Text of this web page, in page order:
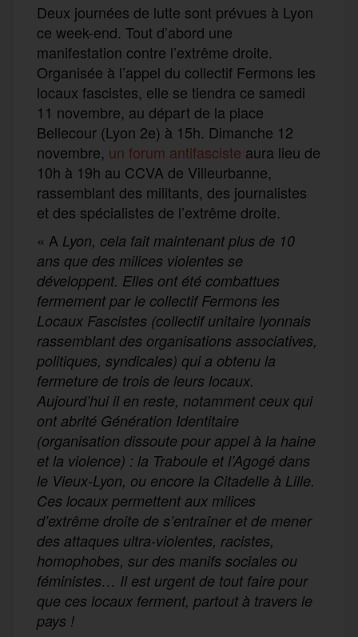
Deux journées de lutte sont prévues à Lyon
ce week-end. Tout d’abord une
manifestation contre l’extrême droite.
Organisée à l’appel du collectif Fermons les
locaux fascistes, elle se tiendra ce samedi
11 novembre, au départ de la place
Bellecour (Lyon 2e) à 15h. Dimanche 12
novembre, un forum antifasciste aura lieu de
10h à 19h au CCVA de Villeurbanne,
rassemblant des militants, des journalistes
et des spécialistes de l’extrême droite.
« A Lyon, cela fait maintenant plus de 10
ans que des milices violentes se
développent. Elles ont été combattues
fermement par le collectif Fermons les
Locaux Fascistes (collectif unitaire lyonnais
rassemblant des organisations associatives,
politiques, syndicales) qui a obtenu la
fermeture de trois de leurs locaux.
Aujourd’hui il en reste, notamment ceux qui
ont abrité Génération Identitaire
(organisation dissoute pour appel à la haine
et la violence) : la Traboule et l’Agogé dans
le Vieux-Lyon, ou encore la Citadelle à Lille.
Ces locaux permettent aux milices
d’extrême droite de s’entraîner et de mener
des attaques ultra-violentes, racistes,
homophobes, sur des manifs sociales ou
féministes… Il est urgent de tout faire pour
que ces locaux ferment, partout à travers le
pays !